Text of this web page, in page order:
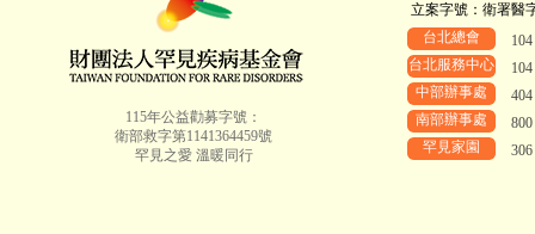
115年公益勸募字號：
衛部救字第1141364459號
罕見之愛 溫暖同行
立案字號：衛署醫
台北總會
台北服務中心
中部辦事處
南部辦事處
罕見家園